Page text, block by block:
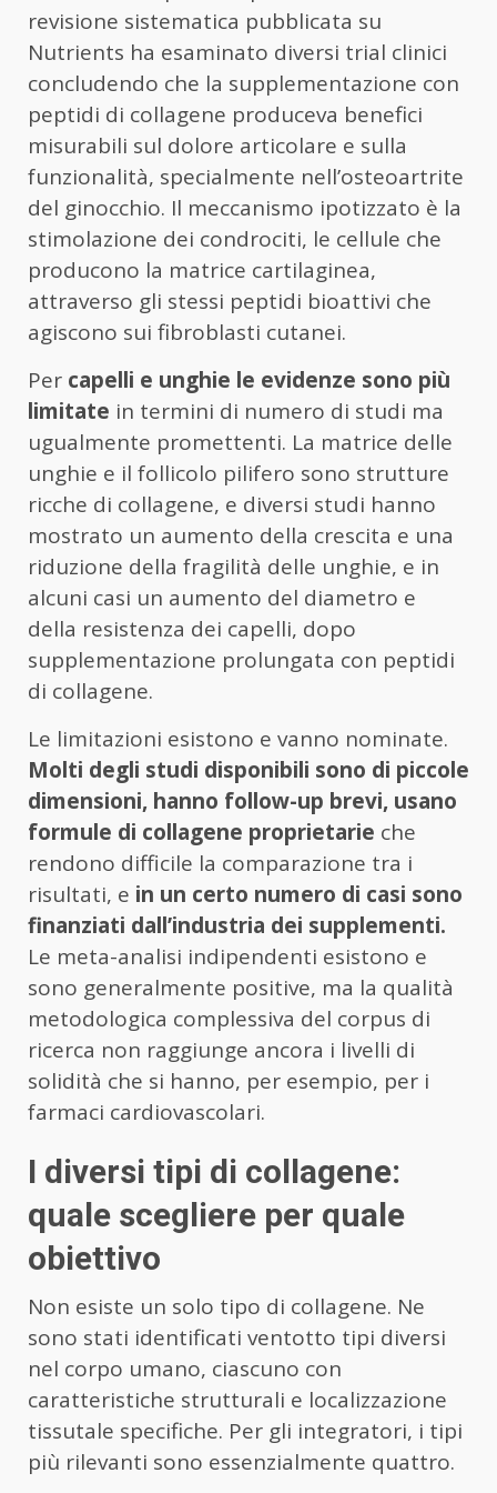
revisione sistematica pubblicata su
Nutrients ha esaminato diversi trial clinici
concludendo che la supplementazione con
peptidi di collagene produceva benefici
misurabili sul dolore articolare e sulla
funzionalità, specialmente nell’osteoartrite
del ginocchio. Il meccanismo ipotizzato è la
stimolazione dei condrociti, le cellule che
producono la matrice cartilaginea,
attraverso gli stessi peptidi bioattivi che
agiscono sui fibroblasti cutanei.
Per capelli e unghie le evidenze sono più
limitate in termini di numero di studi ma
ugualmente promettenti. La matrice delle
unghie e il follicolo pilifero sono strutture
ricche di collagene, e diversi studi hanno
mostrato un aumento della crescita e una
riduzione della fragilità delle unghie, e in
alcuni casi un aumento del diametro e
della resistenza dei capelli, dopo
supplementazione prolungata con peptidi
di collagene.
Le limitazioni esistono e vanno nominate.
Molti degli studi disponibili sono di piccole
dimensioni, hanno follow-up brevi, usano
formule di collagene proprietarie che
rendono difficile la comparazione tra i
risultati, e in un certo numero di casi sono
finanziati dall’industria dei supplementi.
Le meta-analisi indipendenti esistono e
sono generalmente positive, ma la qualità
metodologica complessiva del corpus di
ricerca non raggiunge ancora i livelli di
solidità che si hanno, per esempio, per i
farmaci cardiovascolari.
I diversi tipi di collagene:
quale scegliere per quale
obiettivo
Non esiste un solo tipo di collagene. Ne
sono stati identificati ventotto tipi diversi
nel corpo umano, ciascuno con
caratteristiche strutturali e localizzazione
tissutale specifiche. Per gli integratori, i tipi
più rilevanti sono essenzialmente quattro.